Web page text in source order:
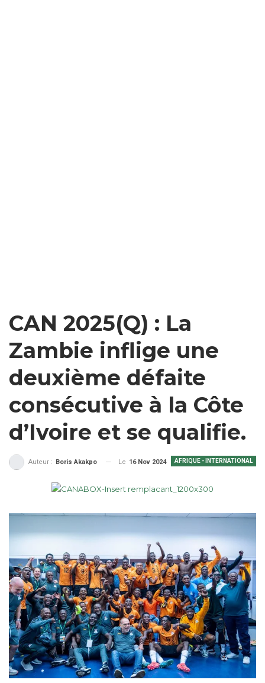
CAN 2025(Q) : La
Zambie inflige une
deuxième défaite
consécutive à la Côte
d’Ivoire et se qualifie.
AFRIQUE - INTERNATIONAL
Auteur : Boris Akakpo Le 16 Nov 2024